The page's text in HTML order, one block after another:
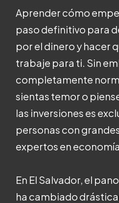
Aprender cómo
paso definitivo para
por el dinero y hacer
trabaje para ti. Sin
completamente
sientas temor o
las inversiones es
personas con
expertos en
En El Salvador, el
ha cambiado